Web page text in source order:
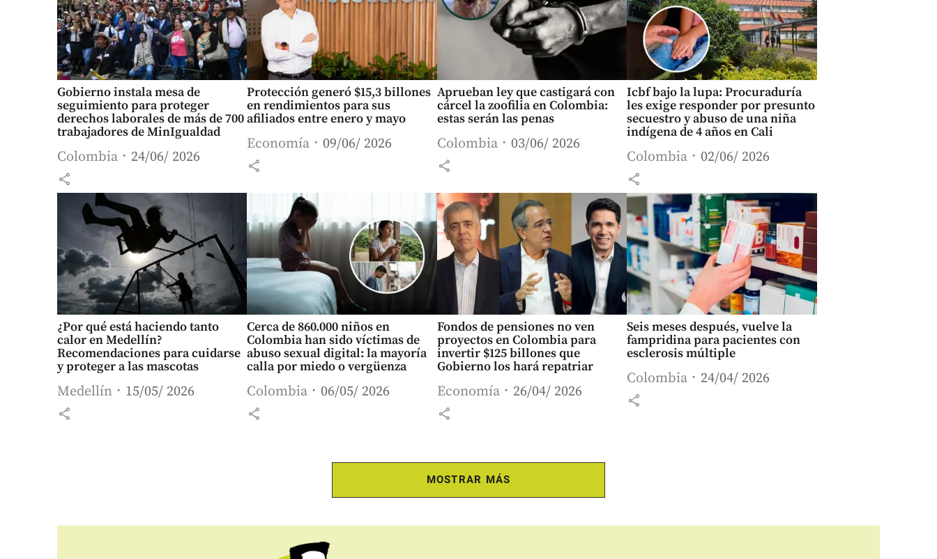
Gobierno instala mesa de
seguimiento para proteger
derechos laborales de más de 700
trabajadores de MinIgualdad
Colombia 24/06/ 2026
share
Protección generó $15,3 billones
en rendimientos para sus
afiliados entre enero y mayo
Economía 09/06/ 2026
share
Aprueban ley que castigará con
cárcel la zoofilia en Colombia:
estas serán las penas
Colombia 03/06/ 2026
share
Icbf bajo la lupa: Procuraduría
les exige responder por presunto
secuestro y abuso de una niña
indígena de 4 años en Cali
Colombia 02/06/ 2026
share
¿Por qué está haciendo tanto
calor en Medellín?
Recomendaciones para cuidarse
y proteger a las mascotas
Medellín 15/05/ 2026
share
Cerca de 860.000 niños en
Colombia han sido víctimas de
abuso sexual digital: la mayoría
calla por miedo o vergüenza
Colombia 06/05/ 2026
share
Fondos de pensiones no ven
proyectos en Colombia para
invertir $125 billones que
Gobierno los hará repatriar
Economía 26/04/ 2026
share
Seis meses después, vuelve la
fampridina para pacientes con
esclerosis múltiple
Colombia 24/04/ 2026
share
MOSTRAR MÁS